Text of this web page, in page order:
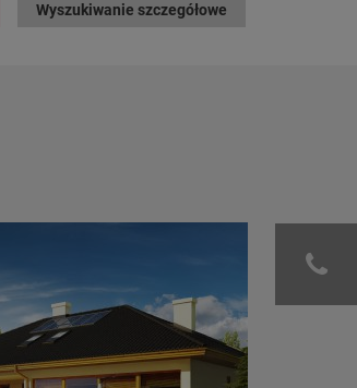
Wyszukiwanie szczegółowe